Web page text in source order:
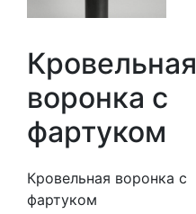
Кровельная
воронка с
фартуком
Кровельная воронка с
фартуком